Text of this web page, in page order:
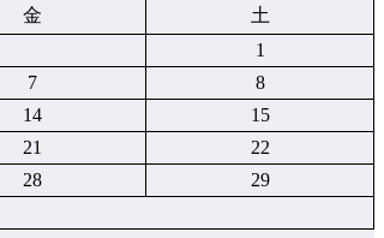
金
土
1
7
8
14
15
21
22
28
29